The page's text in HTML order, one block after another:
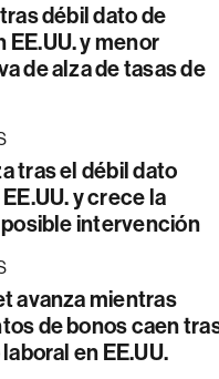
débil dato de
EE.UU. y menor
de alza de tasas de
tras el débil dato
y crece la
intervención
avanza mientras
de bonos caen
en EE.UU.